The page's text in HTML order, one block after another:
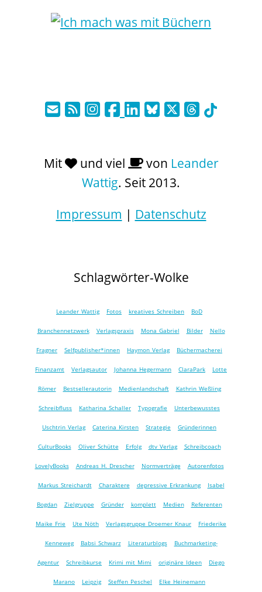
Mit und viel von Leander
Wattig. Seit 2013.
Impressum | Datenschutz
Schlagwörter-Wolke
Leander Wattig Fotos kreatives Schreiben BoD
Branchennetzwerk Verlagspraxis Mona Gabriel Bilder Nello
Fragner Selfpublisher*innen Haymon Verlag Büchermacherei
Finanzamt Verlagsautor Johanna Hegermann ClaraPark Lotte
Römer Bestsellerautorin Medienlandschaft Kathrin Weßling
Schreibfluss Katharina Schaller Typografie Unterbewusstes
Uschtrin Verlag Caterina Kirsten Strategie Gründerinnen
CulturBooks Oliver Schütte Erfolg dtv Verlag Schreibcoach
LovelyBooks Andreas H. Drescher Normverträge Autorenfotos
Markus Streichardt Charaktere depressive Erkrankung Isabel
Bogdan Zielgruppe Gründer komplett Medien Referenten
Maike Frie Ute Nöth Verlagsgruppe Droemer Knaur Friederike
Kenneweg Babsi Schwarz Literaturblogs Buchmarketing-
Agentur Schreibkurse Krimi mit Mimi originäre Ideen Diego
Marano Leipzig Steffen Peschel Elke Heinemann